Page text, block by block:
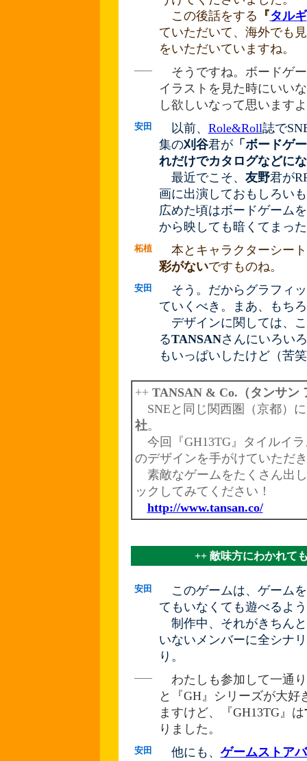
この後話をする 『タルギ
ていただいて、海外でも
をいただいていますね。
――
そうですね。ボードゲ
イラストを見た時にいい
し欲しいなって思います
安田 以前、 Role&Roll誌で
集の刈谷君が「ボードゲ
れだけでカタログなどに
最近でこそ、 友野君が
画に出演しておもしろい
広めた頃はボードゲーム
から映しても暗くてまっ
柘植
本とキャラクターシー
彩がないですものね。
安田
そう。だからグラフィ
ていくべき。まあ、もち
デザインに関しては、
るTANSANさんにいろい
もいっぱいしたけど（苦
++TANSAN & Co.（タンサン
SNEと同じ関西圏（京都）
社。
今回『GH13TG』タイルイ
のデザインを手がけていただ
素敵なゲームをたくさん出
ックしてみてください！
http://www.tansan.co/
++ 敵味方にわかれて
安田
このゲームは、ゲーム
てもいなくても遊べるよ
制作中、それがきちん
いないメンバーに全シナ
り。
――
わたしも参加して一通
と『GH』シリーズが大
ますけど、『GH13TG』は
りました。
安田 他にも、 ゲームストア